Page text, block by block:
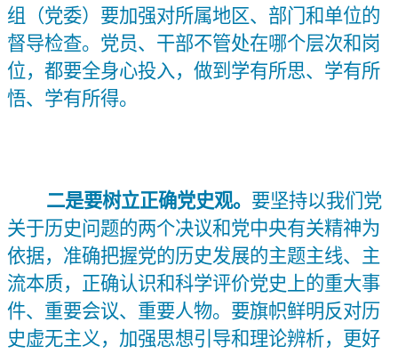
组（党委）要加强对所属地区、部门和单位的
督导检查。党员、干部不管处在哪个层次和岗
位，都要全身心投入，做到学有所思、学有所
悟、学有所得。
二是要树立正确党史观。 要坚持以我们党
关于历史问题的两个决议和党中央有关精神为
依据，准确把握党的历史发展的主题主线、主
流本质，正确认识和科学评价党史上的重大事
件、重要会议、重要人物。要旗帜鲜明反对历
史虚无主义，加强思想引导和理论辨析，更好